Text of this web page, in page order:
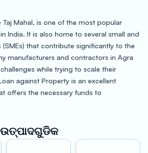
Mahal, is one of the most popular
India. It is also home to several small and
that contribute significantly to the
manufacturers and contractors in Agra
while trying to scale their
against Property is an excellent
offers the necessary funds to
in Agra is a convenient way to
your property to get the funds you need.